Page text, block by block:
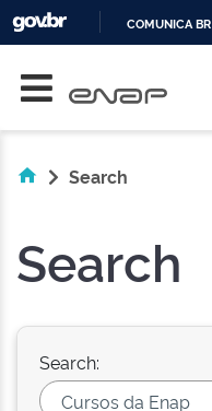
COMUNICA BR
Search
Search
Search: